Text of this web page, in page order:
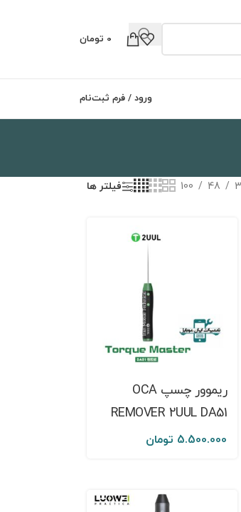
0 تومان
ورود / فرم ثبت‌نام
48
100 فیلتر ها
ریموور چسپ OCA
REMOVER 2UUL DA51
5.500.000 تومان